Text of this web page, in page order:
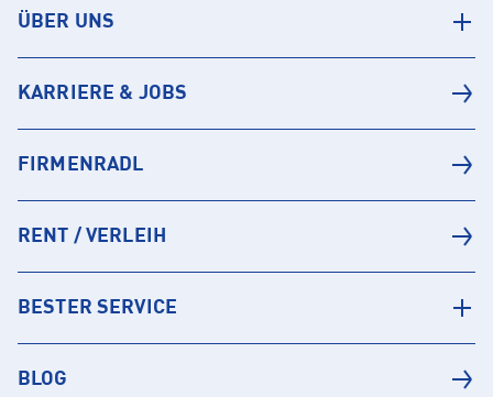
ÜBER UNS
KARRIERE & JOBS
FIRMENRADL
RENT / VERLEIH
BESTER SERVICE
BLOG